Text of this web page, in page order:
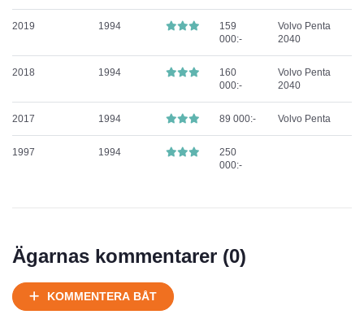
2019 1994
159
000:-
Volvo Penta
2040
2018 1994
160
000:-
Volvo Penta
2040
2017 1994 89 000:- Volvo Penta
1997 1994
250
000:-
Ägarnas kommentarer (0)
KOMMENTERA BÅT